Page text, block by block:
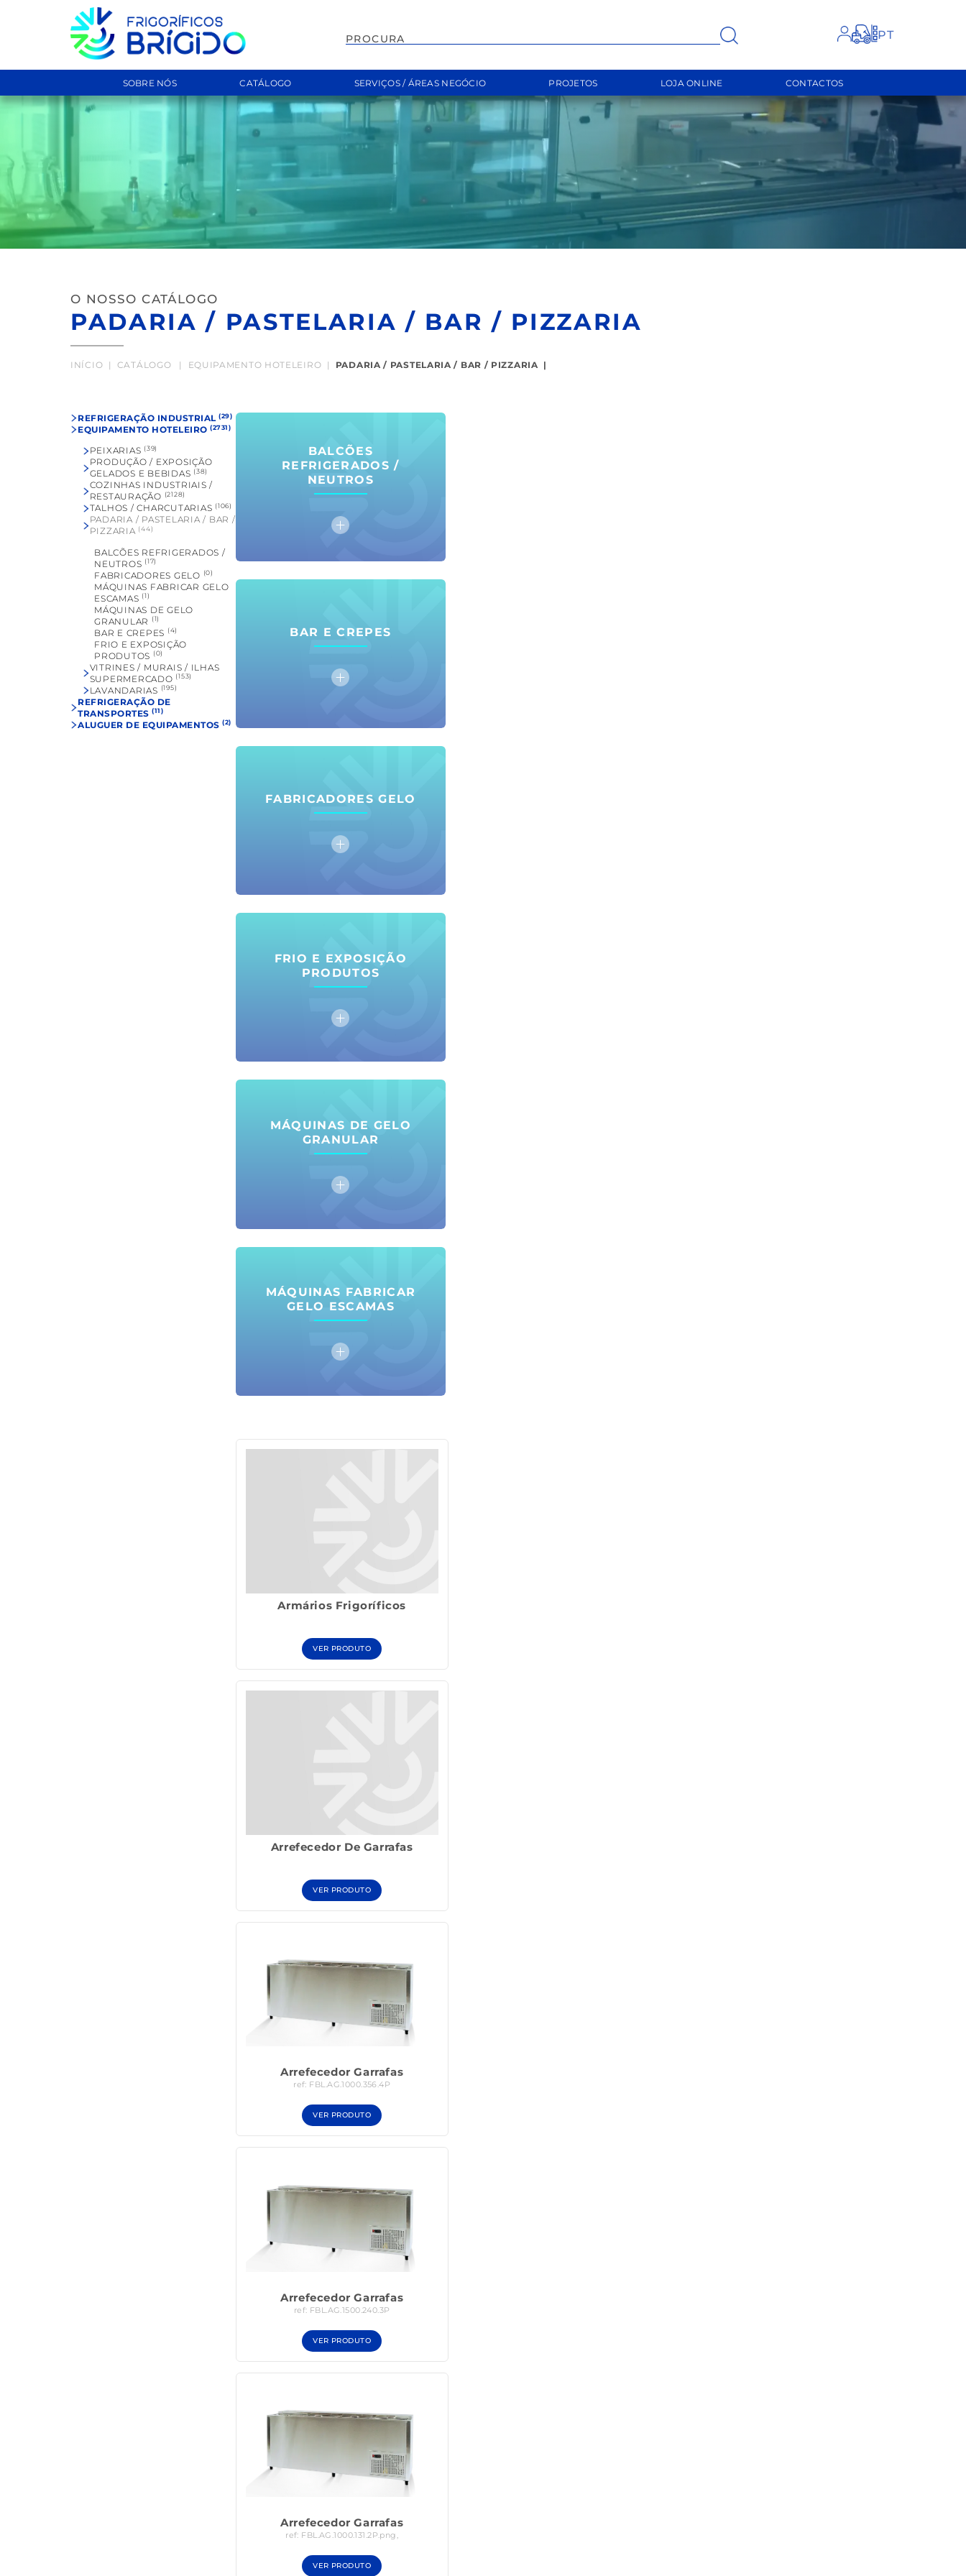
SOBRE NÓS CATÁLOGO SERVIÇOS / ÁREAS NEGÓCIO PROJETOS LOJA ONLINE CONTACTOS
O NOSSO CATÁLOGO
PADARIA / PASTELARIA / BAR / PIZZARIA
INÍCIO | CATÁLOGO | EQUIPAMENTO HOTELEIRO | PADARIA / PASTELARIA / BAR / PIZZARIA |
REFRIGERAÇÃO INDUSTRIAL (29)
EQUIPAMENTO HOTELEIRO (2731)
PEIXARIAS (39)
PRODUÇÃO / EXPOSIÇÃO
GELADOS E BEBIDAS (38)
COZINHAS INDUSTRIAIS /
RESTAURAÇÃO (2128)
TALHOS /CHARCUTARIAS (106)
PADARIA / PASTELARIA / BAR /
PIZZARIA (44)
BALCÕES REFRIGERADOS /
NEUTROS (17)
FABRICADORES GELO (0)
MÁQUINAS FABRICAR GELO
ESCAMAS (1)
MÁQUINAS DE GELO
GRANULAR
(1)
BAR E CREPES (4)
FRIO E EXPOSIÇÃO
PRODUTOS (0)
VITRINES / MURAIS / ILHAS
SUPERMERCADO (153)
LAVANDARIAS (195)
REFRIGERAÇÃO DE
TRANSPORTES (11)
ALUGUER DE EQUIPAMENTOS (2)
BALCÕES
REFRIGERADOS /
NEUTROS
BAR E CREPES
FABRICADORES GELO
FRIO E EXPOSIÇÃO
PRODUTOS
MÁQUINAS DE GELO
GRANULAR
MÁQUINAS FABRICAR
GELO ESCAMAS
Armários Frigoríficos
VER PRODUTO
Arrefecedor De Garrafas
VER PRODUTO
Arrefecedor Garrafas
ref: FBL.AG.1000.356.4P
VER PRODUTO
Arrefecedor Garrafas
ref: FBL.AG.1500.240.3P
VER PRODUTO
Arrefecedor Garrafas
ref: FBL.AG.1000.131.2P.png,
VER PRODUTO